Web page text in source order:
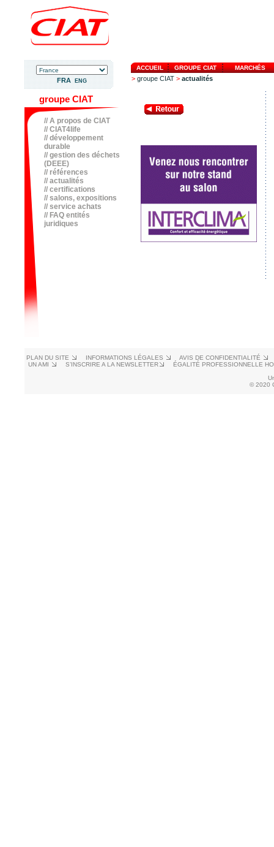
FRAENG
groupe CIAT
// A propos de CIAT
// CIAT4life
// développement
durable
// gestion des déchets
(DEEE)
// références
// actualités
// certifications
// salons, expositions
// service achats
// FAQ entités
juridiques
ACCUEIL GROUPE CIAT MARCHÉS
> groupe CIAT > actualités
PLAN DU SITE INFORMATIONS LÉGALES
AVIS DE CONFIDENTIALITÉ
UN AMI
S’INSCRIRE A LA NEWSLETTER
ÉGALITÉ PROFESSIONNELLE
© 2020